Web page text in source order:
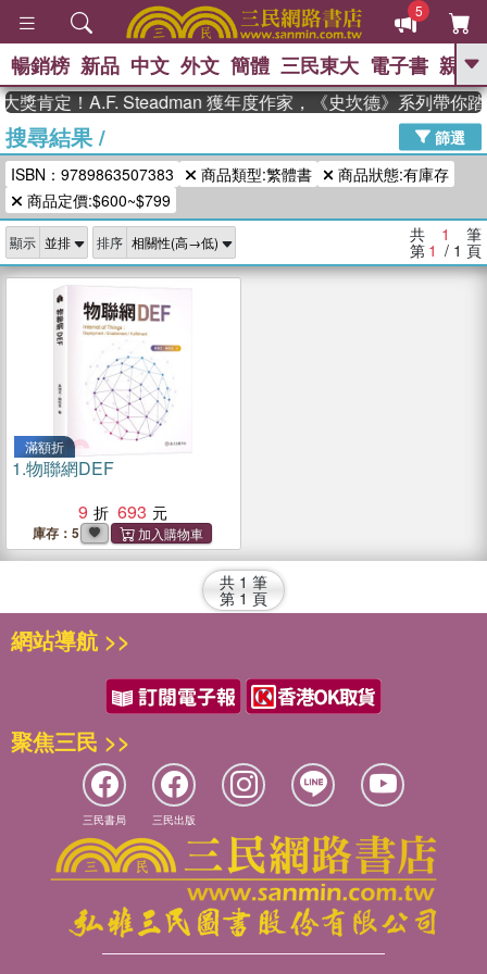
5
GO
The Odyssey 、
父親節 、 如果歷史是一群喵 、 暑期
推薦 、 國際布克獎 臺灣漫遊錄 、
孩：黎曼猜想 、 偉大的迷走神經
暢銷榜 新品 中文 外文 簡體 三民東大 電子書 親子
獎肯定！A.F. Steadman 獲年度作家，《史坎德》系列帶你踏
搜尋結果/
篩選
ISBN：9789863507383
商品類型:繁體書
商品狀態:有庫存
商品定價:$600~$799
顯示 排序 共 1 筆
第 1 / 1 頁
滿額折
1.物聯網DEF
9
693
庫存：5
共 1 筆
第 1 頁
網站導航 >>
聚焦三民 >>
三民書局 三民出版